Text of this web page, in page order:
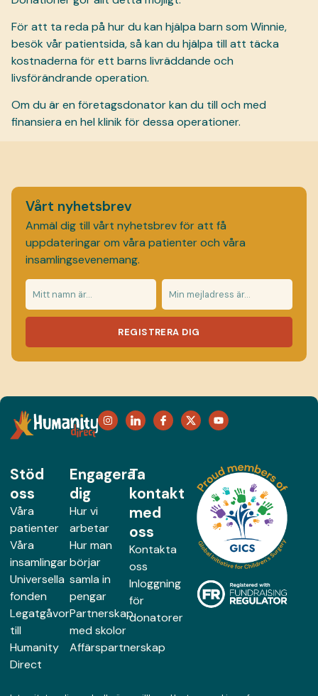
För att ta reda på hur du kan hjälpa barn som Winnie,
besök vår patientsida, så kan du hjälpa till att täcka
kostnaderna för ett barns livräddande och
livsförändrande operation.
Om du är en företagsdonator kan du till och med
finansiera en hel klinik för dessa operationer.
Vårt nyhetsbrev
Anmäl dig till vårt nyhetsbrev för att få
uppdateringar om våra patienter och våra
insamlingsevenemang.
REGISTRERA DIG
Stöd
oss
Våra
patienter
Våra
insamlingar
Universella
fonden
Legatgåvor
till
Humanity
Direct
Engagera
dig
Hur vi
arbetar
Hur man
börjar
samla in
pengar
Partnerskap
med skolor
Affärspartnerskap
Ta
kontakt
med
oss
Kontakta
oss
Inloggning
för
donatorer